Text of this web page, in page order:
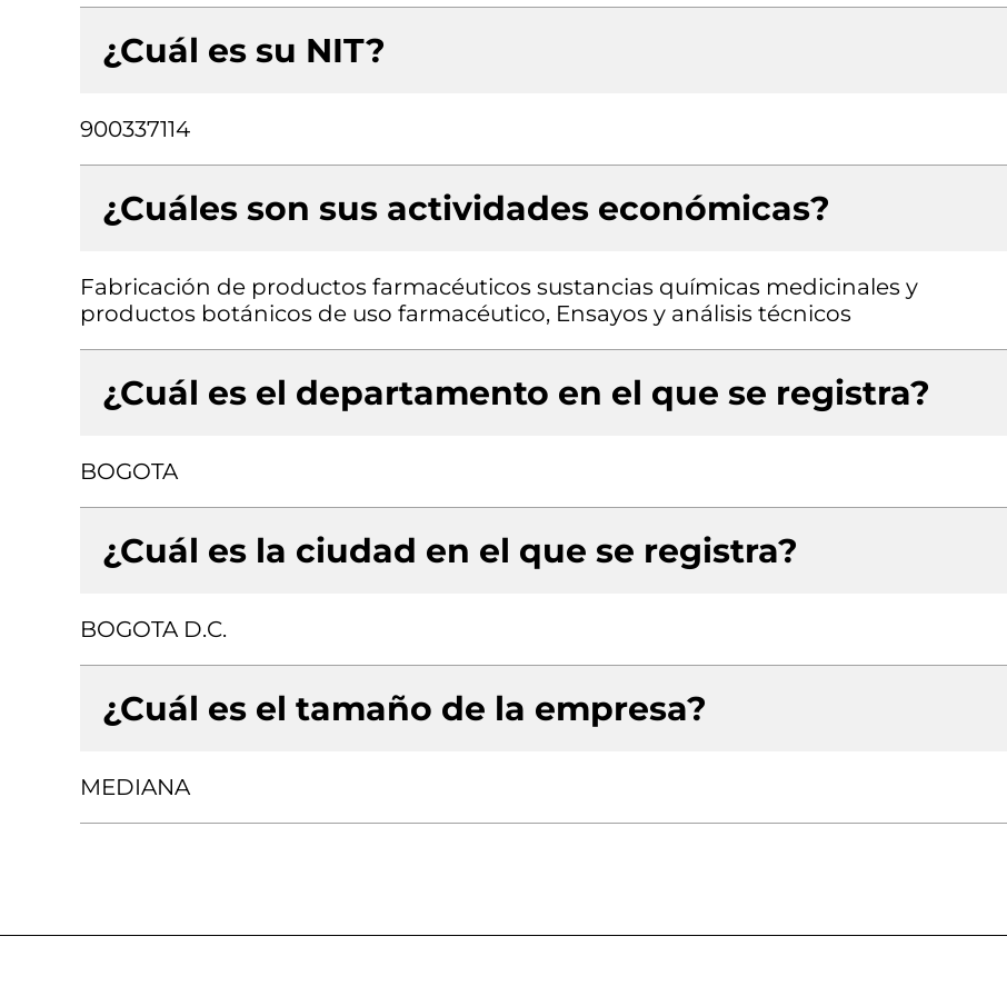
¿Cuál es su NIT?
900337114
¿Cuáles son sus actividades económicas?
Fabricación de productos farmacéuticos sustancias químicas medicinales y
productos botánicos de uso farmacéutico, Ensayos y análisis técnicos
¿Cuál es el departamento en el que se registra?
BOGOTA
¿Cuál es la ciudad en el que se registra?
BOGOTA D.C.
¿Cuál es el tamaño de la empresa?
MEDIANA